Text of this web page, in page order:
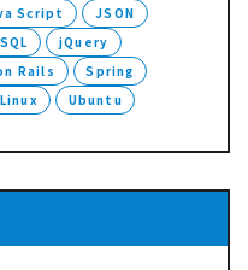
Script
JSON
jQuery
Rails
Spring
Linux Ubuntu